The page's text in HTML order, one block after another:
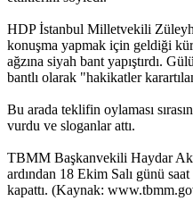
HDP İstanbul Milletvekili
konuşma yapmak için geldiği
ağzına siyah bant yapıştırdı.
bantlı olarak "hakikatler
Bu arada teklifin oylaması
vurdu ve sloganlar attı.
TBMM Başkanvekili Haydar
ardından 18 Ekim Salı günü
kapattı. (Kaynak: